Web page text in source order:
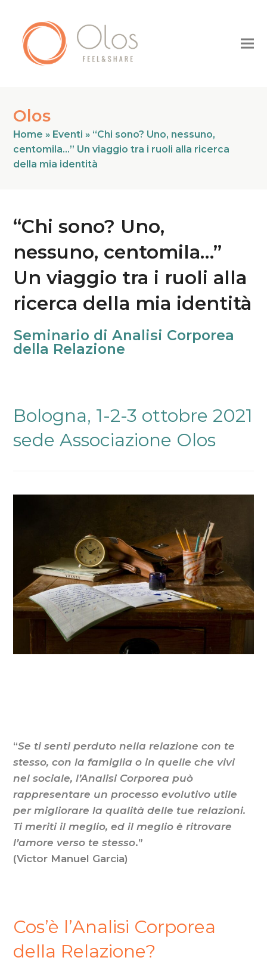
Olos
Home » Eventi » “Chi sono? Uno, nessuno,
centomila…” Un viaggio tra i ruoli alla ricerca
della mia identità
“Chi sono? Uno,
nessuno, centomila…”
Un viaggio tra i ruoli alla
ricerca della mia identità
Seminario
di
Seminario di Analisi Corporea
della Relazione
Bologna, 1-2-3 ottobre 2021
sede Associazione Olos
“Se ti senti perduto nella relazione con te
stesso, con la famiglia o in quelle che vivi
nel sociale, l’Analisi Corporea può
rappresentare un processo evolutivo utile
per migliorare la qualità delle tue relazioni.
Ti meriti il meglio, ed il meglio è ritrovare
l’amore verso te stesso.”
(Victor Manuel Garcia)
Cos’è l’Analisi Corporea
della Relazione?